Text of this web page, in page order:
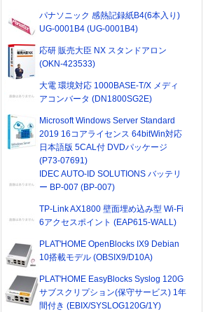
パナソニック 感熱記録紙B4(6本入り)
UG-0001B4 (UG-0001B4)
応研 販売大臣 NX スタンドアロン
(OKN-423533)
大電 環境対応 1000BASE-T/X メディ
アコンバータ (DN1800SG2E)
Microsoft Windows Server Standard
2019 16コアライセンス 64bitWin対応
日本語版 5CAL付 DVDパッケージ
(P73-07691)
IDEC AUTO-ID SOLUTIONS バッテリ
ー BP-007 (BP-007)
TP-Link AX1800 壁面埋め込み型 Wi-Fi
6アクセスポイント (EAP615-WALL)
PLAT'HOME OpenBlocks IX9 Debian
10搭載モデル (OBSIX9/D10A)
PLAT'HOME EasyBlocks Syslog 120G
サブスクリプション(保守サービス) 1年
間付き (EBIX/SYSLOG120G/1Y)